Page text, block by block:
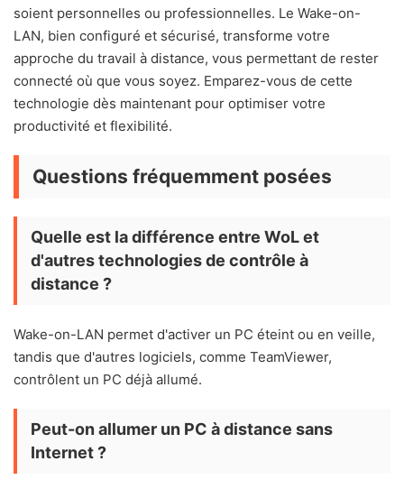
soient personnelles ou professionnelles. Le Wake-on-
LAN, bien configuré et sécurisé, transforme votre
approche du travail à distance, vous permettant de rester
connecté où que vous soyez. Emparez-vous de cette
technologie dès maintenant pour optimiser votre
productivité et flexibilité.
Questions fréquemment posées
Quelle est la différence entre WoL et
d'autres technologies de contrôle à
distance ?
Wake-on-LAN permet d'activer un PC éteint ou en veille,
tandis que d'autres logiciels, comme TeamViewer,
contrôlent un PC déjà allumé.
Peut-on allumer un PC à distance sans
Internet ?